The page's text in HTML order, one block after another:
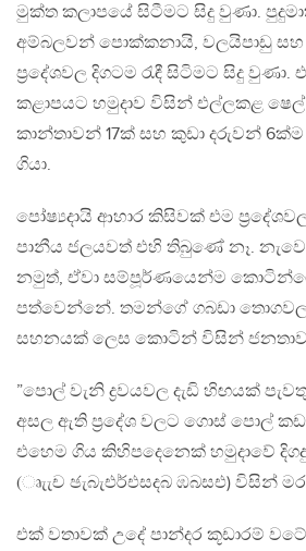
මුක්ත කලාපයේ සිටීමට සිදු වුණා.
අම්බලවන් පොක්කනායි, වලයිපාඩු
ප්‍රදේශවල දිගටම රැඳී සිටිමට සිදු
කළාපයට හමුදාව විසින් එල්ලකළ ෂෙල්
කාන්තාවන් 17ක් සහ කුඩා දරුවන්
ගියා.
පෝෂ්‍යදායි ආහාර කිසිවක් එම
පානීය ජලයවත් එහි තිබුණේ නෑ.
නමුත්, ඒවා සම්පූර්ණයෙන්ම
පත්වෙන්නේ. තමන්ගේ ගබඩා තොගවල
සහනයක් ලෙස කොටින් විසින් ජනතාවට
”පොල් වැනි ද්‍රවයවල දැඩි හිඟයක්
අසල ඇති ප්‍රදේශ වලට ගොස් පොල්
එහෙම ගිය කිහිපදෙනෙක් හමුදාවේ
(ෘැැච ඡැබැඑර්එසදබ ඹබසඑ) විසින්
එක් වතාවක් උදේ පාන්දර කූඩාරම්